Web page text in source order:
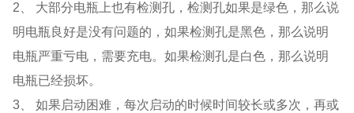
2、
大部分电瓶上也有检测孔，检测孔如果是绿色，那么说
明电瓶良好是没有问题的，如果检测孔是黑色，那么说明
电瓶严重亏电，需要充电。如果检测孔是白色，那么说明
电瓶已经损坏。
3、
如果启动困难，每次启动的时候时间较长或多次，再或